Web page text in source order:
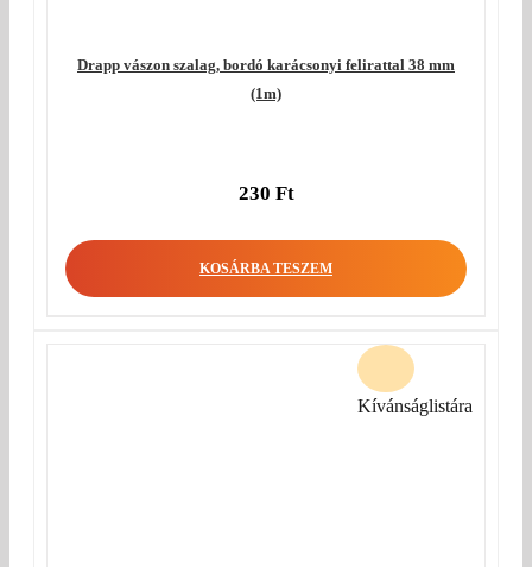
Drapp vászon szalag, bordó karácsonyi felirattal 38 mm
(1m)
230 Ft
KOSÁRBA TESZEM
Kívánságlistára